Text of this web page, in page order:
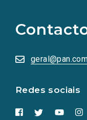
Redes sociais
redes
sociais
numa
nova